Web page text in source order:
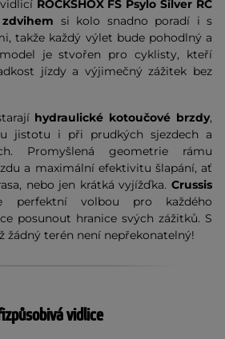
ROCKSHOX FS Psylo Silver RC
si kolo snadno poradí i s
takže každý výlet bude pohodlný a
je stvořen pro cyklisty, kteří
jízdy a výjimečný zážitek bez
hydraulické kotoučové brzdy,
jistotu i při prudkých sjezdech a
Promyšlená geometrie rámu
a maximální efektivitu šlapání, ať
nebo jen krátká vyjížďka. Crussis
perfektní volbou pro každého
posunout hranice svých zážitků. S
terén není nepřekonatelný!
vidlice